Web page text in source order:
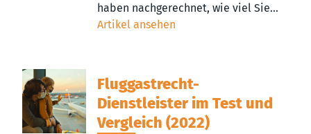
haben nachgerechnet, wie viel Sie...
Artikel ansehen
Fluggastrecht-
Dienstleister im Test und
Vergleich (2022)